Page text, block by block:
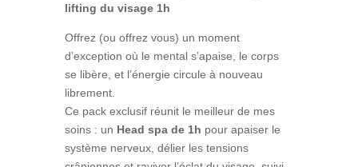
lifting du visage 1h
Offrez (ou offrez vous) un moment
d’exception où le mental s’apaise, le corps
se libère, et l’énergie circule à nouveau
librement.
Ce pack exclusif réunit le meilleur de mes
soins : un Head spa de 1h pour apaiser le
système nerveux, délier les tensions